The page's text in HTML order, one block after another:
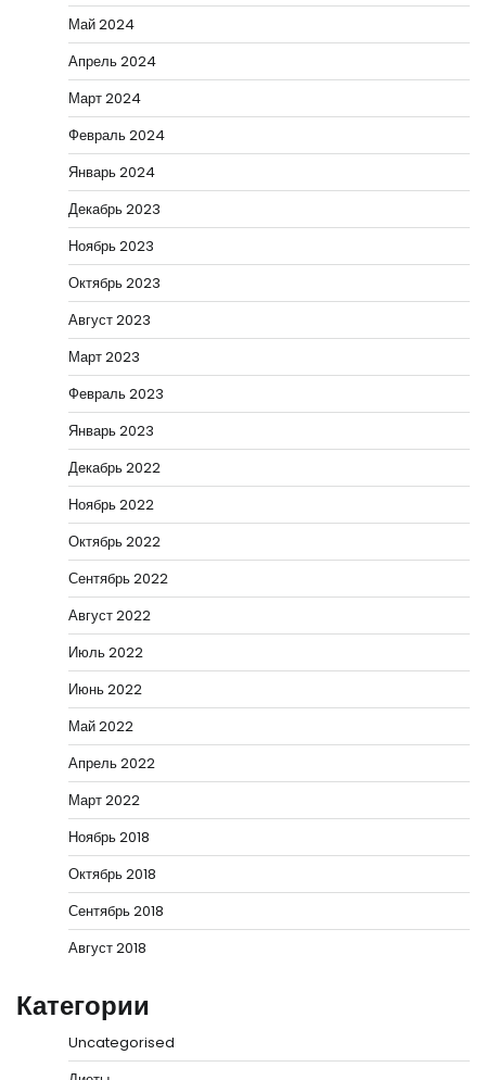
Май 2024
Апрель 2024
Март 2024
Февраль 2024
Январь 2024
Декабрь 2023
Ноябрь 2023
Октябрь 2023
Август 2023
Март 2023
Февраль 2023
Январь 2023
Декабрь 2022
Ноябрь 2022
Октябрь 2022
Сентябрь 2022
Август 2022
Июль 2022
Июнь 2022
Май 2022
Апрель 2022
Март 2022
Ноябрь 2018
Октябрь 2018
Сентябрь 2018
Август 2018
Категории
Uncategorised